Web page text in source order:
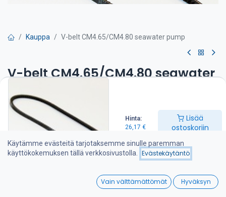
Hinta:
26,17 €
Lisää
ostoskoriin
Wishlist
Kauppa V-belt CM4.65/CM4.80 seawater pump
V-belt CM4.65/CM4.80 seawater
pump
26,17€
Lisää ostoskoriin
Käytämme evästeitä tarjotaksemme sinulle paremman
käyttökokemuksen tällä verkkosivustolla.
Evästekäytäntö
Vain välttämättömät Hyväksyn